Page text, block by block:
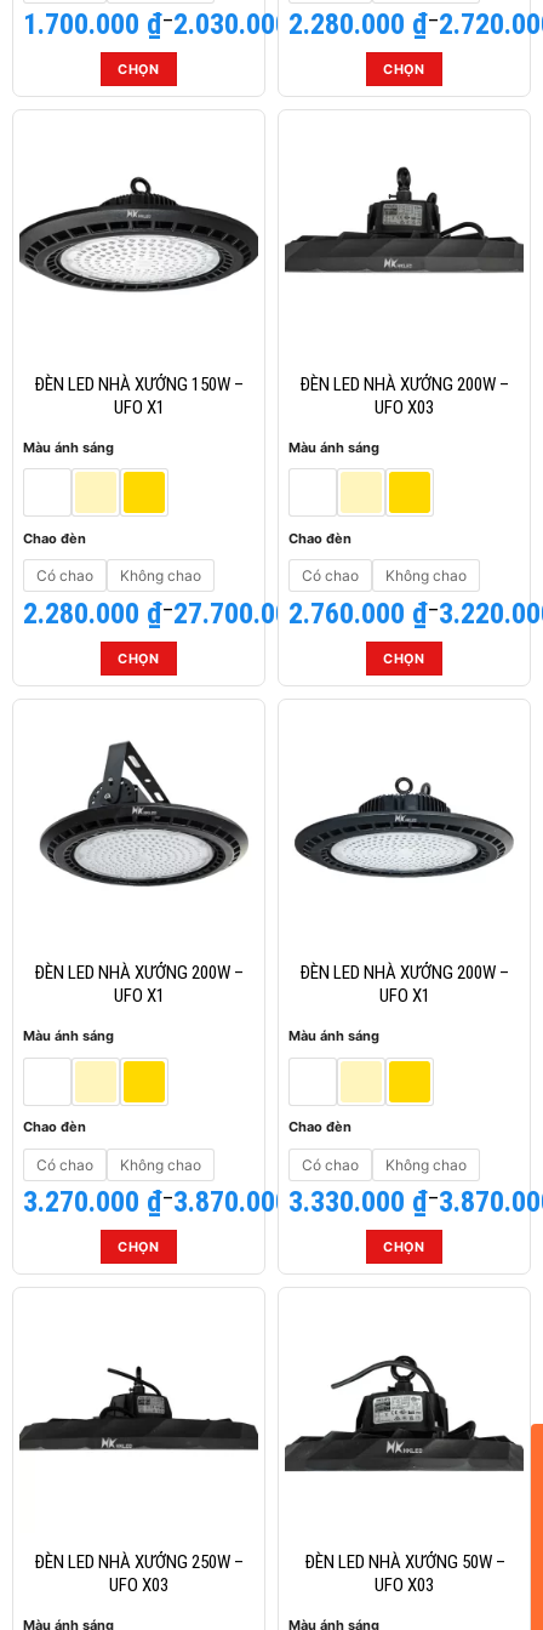
1.700.000 ₫–2.030.000₫
Khoảng
giá:
1.700.000 ₫
đến
CHỌN
Sản
có
nhiều
biến
thể.
Các
thể
được
trang
sản
2.280.000 ₫–
Khoảng
giá:
2.280.000 ₫
đến
CHỌN
Sản
có
nhiều
biến
thể.
Các
thể
được
trang
sản
ĐÈN LED NHÀ XƯỞNG 150W –
UFO X1
Màu ánh sáng
Chao đèn
Có chao Không chao
2.280.000 ₫–27.700.000₫
Khoảng
giá:
2.280.000 ₫
đến
CHỌN
Sản
có
nhiều
biến
thể.
Các
tùy
thể
được
trang
ĐÈN LED NHÀ XƯỞNG 200W –
UFO X03
Màu ánh sáng
Chao đèn
Có chao Không chao
2.760.000 ₫–
Khoảng
giá:
2.760.000 ₫
đến
CHỌN
Sản
nhiều
biến
thể.
Các
thể
được
trang
ĐÈN LED NHÀ XƯỞNG 200W –
UFO X1
Màu ánh sáng
Chao đèn
Có chao Không chao
3.270.000 ₫–3.870.000₫
Khoảng
giá:
3.270.000 ₫
đến
CHỌN
Sản
nhiều
biến
thể.
Các
thể
được
ĐÈN LED NHÀ XƯỞNG 200W –
UFO X1
Màu ánh sáng
Chao đèn
Có chao Không chao
3.330.000 ₫–
Khoảng
giá:
3.330.000 ₫
đến
CHỌN
Sản
có
nhiều
biến
thể.
Các
thể
được
ĐÈN LED NHÀ XƯỞNG 250W –
UFO X03
Màu ánh sáng
ĐÈN LED NHÀ XƯỞNG 50W –
UFO X03
Màu ánh sáng